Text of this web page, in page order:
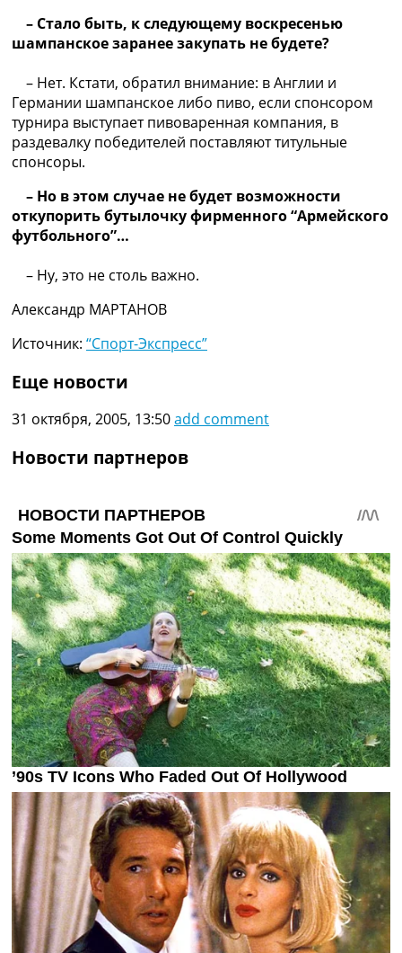
– Стало быть, к следующему воскресенью
шампанское заранее закупать не будете?
– Нет. Кстати, обратил внимание: в Англии и
Германии шампанское либо пиво, если спонсором
турнира выступает пивоваренная компания, в
раздевалку победителей поставляют титульные
спонсоры.
– Но в этом случае не будет возможности
откупорить бутылочку фирменного “Армейского
футбольного”…
– Ну, это не столь важно.
Александр МАРТАНОВ
Источник: “Спорт-Экспресс”
Еще новости
31 октября, 2005, 13:50add comment
Новости партнеров